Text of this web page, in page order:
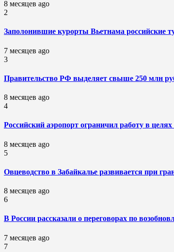
8 месяцев ago
2
Заполонившие курорты Вьетнама российские
7 месяцев ago
3
Правительство РФ выделяет свыше 250 млн
8 месяцев ago
4
Российский аэропорт ограничил работу в целях
8 месяцев ago
5
Овцеводство в Забайкалье развивается при
8 месяцев ago
6
В России рассказали о переговорах по
7 месяцев ago
7